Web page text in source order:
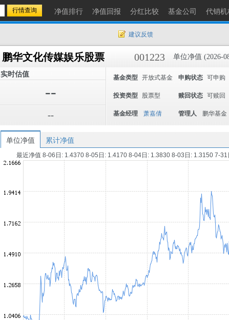
净值排行 净值回报 分红比较 基金公司 代销机
建议反馈
鹏华文化传媒娱乐股票 001223 单位净值 (2026-
实时估值
--
--
基金类型 开放式基金 申购状态 可申购
投资类型 股票型 赎回状态 可赎回
基金经理 萧嘉倩 管理人 鹏华基金
单位净值 累计净值
最近净值 8-06日: 1.4370 8-05日: 1.4170 8-04日: 1.3830 8-03日: 1.3150 7-